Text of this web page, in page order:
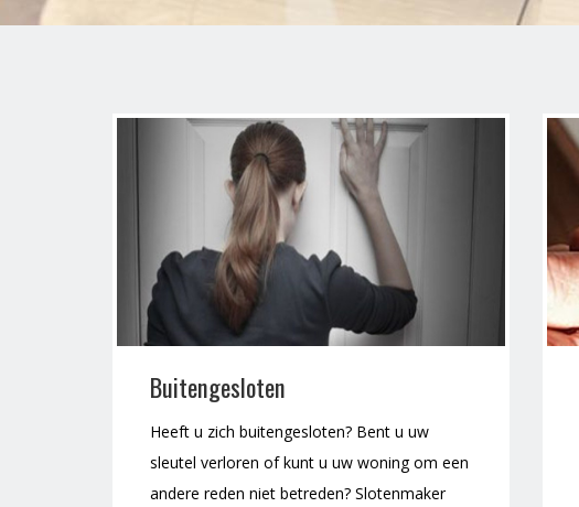
Buitengesloten
Heeft u zich buitengesloten? Bent u uw
sleutel verloren of kunt u uw woning om een
andere reden niet betreden? Slotenmaker